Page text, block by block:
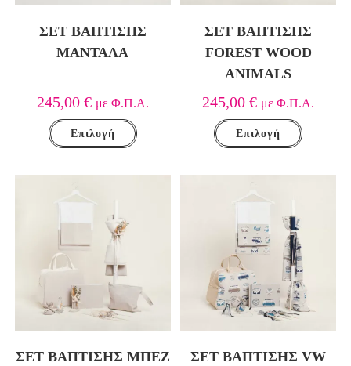
ΣΕΤ ΒΑΠΤΙΣΗΣ
ΜΑΝΤΑΛΑ
245,00 € με Φ.Π.Α.
Επιλογή
ΣΕΤ ΒΆΠΤΙΣΗΣ
FOREST WOOD
ANIMALS
245,00€ με Φ.Π.Α.
Επιλογή
ΣΕΤ ΒΑΠΤΙΣΗΣ ΜΠΕΖ ΣΕΤ ΒΑΠΤΙΣΗΣ VW